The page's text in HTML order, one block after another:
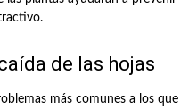
de las hojas
más comunes a los que